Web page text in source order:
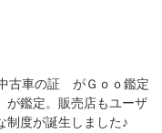
古車の証 がＧｏｏ鑑定
が鑑定。販売店もユーザ
制度が誕生しました♪